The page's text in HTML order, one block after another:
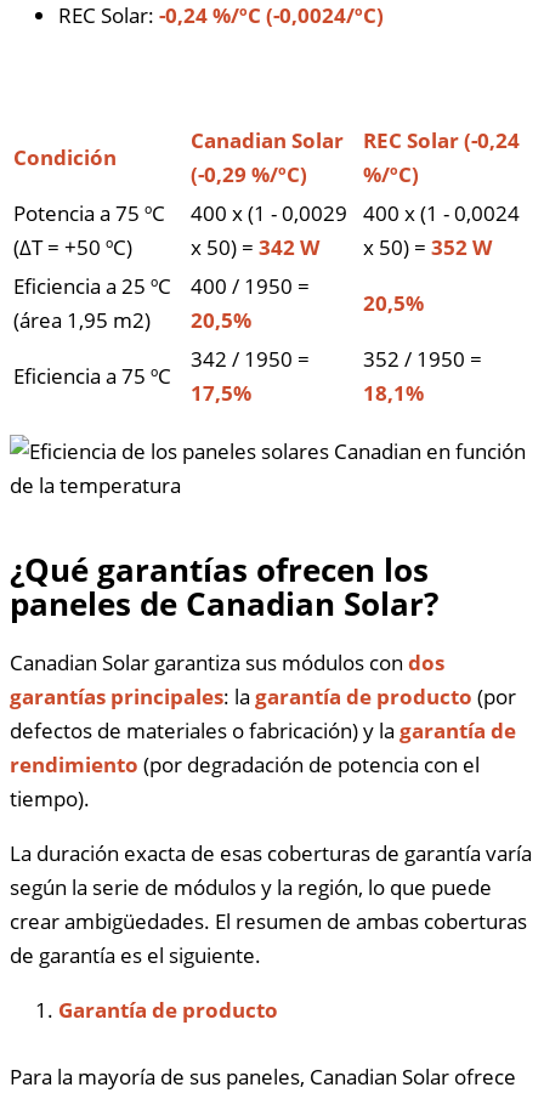
REC Solar: -0,24 %/ºC (-0,0024/ºC)
Condición
Canadian Solar
(-0,29 %/ºC)
REC Solar (-0,24
%/ºC)
Potencia a 75 ºC
(ΔT = +50 ºC)
400 x (1 - 0,0029
x 50) = 342 W
400 x (1 - 0,0024
x 50) = 352 W
Eficiencia a 25 ºC
(área 1,95 m2)
400 / 1950 =
20,5%
20,5%
Eficiencia a 75 ºC
342 / 1950 =
17,5%
352 / 1950 =
18,1%
¿Qué garantías ofrecen los
paneles de Canadian Solar?
Canadian Solar garantiza sus módulos con dos
garantías principales: la garantía de producto (por
defectos de materiales o fabricación) y la garantía de
rendimiento (por degradación de potencia con el
tiempo).
La duración exacta de esas coberturas de garantía varía
según la serie de módulos y la región, lo que puede
crear ambigüedades. El resumen de ambas coberturas
de garantía es el siguiente.
Garantía de producto
Para la mayoría de sus paneles, Canadian Solar ofrece